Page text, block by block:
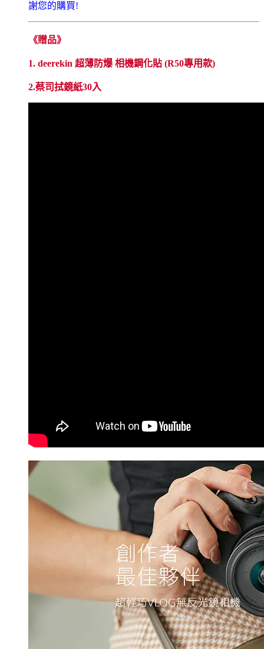
謝您的購買!
《贈品》
1. deerekin 超薄防爆 相機鋼化貼 (R50專用款)
2.蔡司拭鏡紙30入